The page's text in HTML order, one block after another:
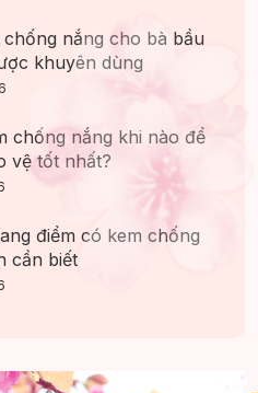
chống nắng cho bà bầu
khuyên dùng
chống nắng khi nào để
vệ tốt nhất?
điểm có kem chống
cần biết